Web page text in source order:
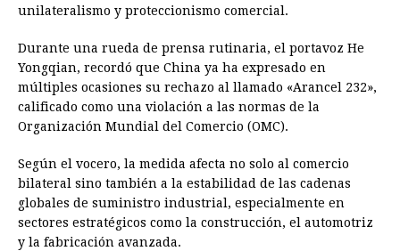
unilateralismo y proteccionismo comercial.
Durante una rueda de prensa rutinaria, el portavoz He
Yongqian, recordó que China ya ha expresado en
múltiples ocasiones su rechazo al llamado «Arancel 232»,
calificado como una violación a las normas de la
Organización Mundial del Comercio (OMC).
Según el vocero, la medida afecta no solo al comercio
bilateral sino también a la estabilidad de las cadenas
globales de suministro industrial, especialmente en
sectores estratégicos como la construcción, el automotriz
y la fabricación avanzada.